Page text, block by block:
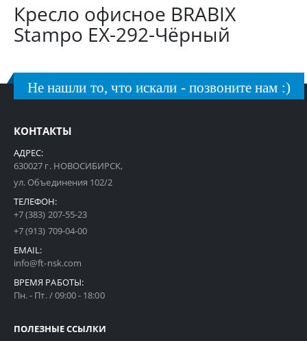
Кресло офисное BRABIX
Stampo EX-292-Чёрный
Не нашли то, что искали - позвоните нам :)
КОНТАКТЫ
АДРЕС:
630027 г. НОВОСИБИРСК,
ул. Объединения 102/2
ТЕЛЕФОН:
+7 (383) 207-55-23
+7 (913) 709-04-00
EMAIL:
info@ft-nsk.com
ВРЕМЯ РАБОТЫ:
Пн. - Пт. / 09:00 - 18:00
ПОЛЕЗНЫЕ ССЫЛКИ